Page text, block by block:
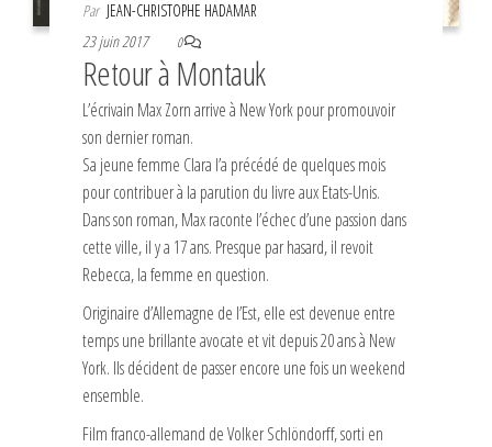
Par JEAN-CHRISTOPHE HADAMAR
23 juin 2017
0
Retour à Montauk
L’écrivain Max Zorn arrive à New York pour promouvoir
son dernier roman.
Sa jeune femme Clara l’a précédé de quelques mois
pour contribuer à la parution du livre aux Etats-Unis.
Dans son roman, Max raconte l’échec d’une passion dans
cette ville, il y a 17 ans. Presque par hasard, il revoit
Rebecca, la femme en question.
Originaire d’Allemagne de l’Est, elle est devenue entre
temps une brillante avocate et vit depuis 20 ans à New
York. Ils décident de passer encore une fois un weekend
ensemble.
Film franco-allemand de Volker Schlöndorff, sorti en